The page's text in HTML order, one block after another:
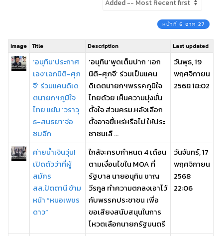
หน้าที่ 6 จาก 27
Image Title Description Last updated
‘อนุทิน’ประกาศ
เอง‘เอกนิติ-ศุภ
จี’ ร่วมแคนดิเด
ตนายกฯภูมิใจ
ไทย แย้ม ‘วราวุ
ธ-สนธยา’จ่อ
ซบอีก
‘อนุทิน’พูดเต็มปาก ‘เอก
นิติ-ศุภจี’ ร่วมเป็นแคน
ดิเดตนายกฯพรรคภูมิใจ
ไทยด้วย เห็นความมุ่งมั่น
ตั้งใจ ส่วนครม.หลังเลือก
ตั้งอาจขี้เหร่หรือไม่ ให้ประ
ชาชนเลื ...
วันพุธ, 19
พฤศจิกายน
2568 18:02
ค่ายน้ำเงินวุ่น!
เปิดตัวว่าที่ผู้
สมัคร
สส.ปัตตานี ข้าม
หน้า “หมอเพชร
ดาว”
ใกล้จะครบกำหนด 4 เดือน
ตามเงื่อนไขใน MOA ที่
รัฐบาล นายอนุทิน ชาญ
วีรกูล ทำความตกลงเอาไว้
กับพรรคประชาชน เพื่อ
ขอเสียงสนับสนุนในการ
โหวตเลือกนายกรัฐมนตรี
วันจันทร์, 17
พฤศจิกายน
2568
22:06